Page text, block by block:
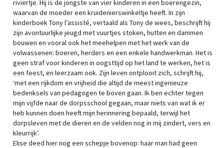
riviertje. Hij is de jongste van vier kinderen in een boerengezin,
waarvan de moeder een kruidenierswinkeltje heeft. In zijn
kinderboek Tony l’assisté, vertaald als Tony de wees, beschrijft hij
zijn avontuurlijke jeugd met vuurtjes stoken, hutten en dammen
bouwen en vooral ook het meehelpen met het werk van de
volwassenen: boeren, herders en een enkele handwerkman. Het is
geen straf voor kinderen in oogsttijd op het land te werken, het is
een feest, en leerzaam ook. Zijn leven ontplooit zich, schrijft hij,
‘met een rijkdom en vrijheid die altijd de meest ingenieuze
bedenksels van pedagogen te boven gaan. Ik ben echter tegen
mijn vijfde naar de dorpsschool gegaan, maar niets van wat ik er
heb kunnen doen heeft mijn herinnering bepaald, terwijl het
dorpsleven met de dieren en de velden nog in mij zindert, vers en
kleurrijk’.
Elise deed hier nog een schepje bovenop: haar man had geen